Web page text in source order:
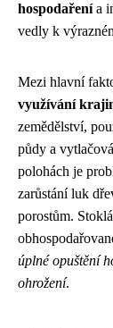
hospodařenía
vedly k
Mezi hlavní
využívání
zemědělství,
půdy a
polohách je
zarůstání luk
porostům.
úplné opuštění
ohrožení.